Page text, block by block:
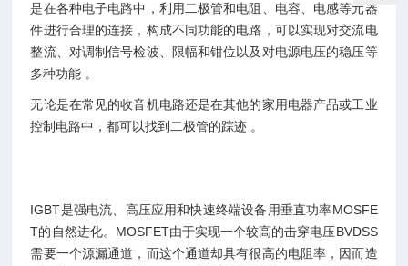
是在各种电子电路中，利用二极管和电阻、电容、电感等元器
件进行合理的连接，构成不同功能的电路，可以实现对交流电
整流、对调制信号检波、限幅和钳位以及对电源电压的稳压等
多种功能 。
无论是在常见的收音机电路还是在其他的家用电器产品或工业
控制电路中，都可以找到二极管的踪迹 。
IGBT是强电流、高压应用和快速终端设备用垂直功率MOSFE
T的自然进化。MOSFET由于实现一个较高的击穿电压BVDSS
需要一个源漏通道，而这个通道却具有很高的电阻率，因而造